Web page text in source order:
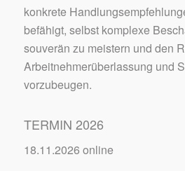
konkrete
befähigt, selbst komplexe
souverän zu meistern und den
Arbeitnehmerüberlassung und
vorzubeugen.
TERMIN 2026
18.11.2026 online